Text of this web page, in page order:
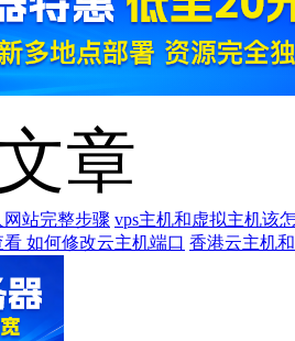
章
站完整步骤 vps主机和虚拟主机该
如何修改云主机端口 香港云主机